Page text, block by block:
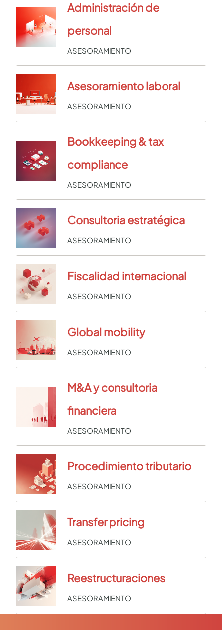
Administración de
personal
ASESORAMIENTO
Asesoramiento laboral
ASESORAMIENTO
Bookkeeping & tax
compliance
ASESORAMIENTO
Consultoria estratégica
ASESORAMIENTO
Fiscalidad internacional
ASESORAMIENTO
Global mobility
ASESORAMIENTO
M&A y consultoria
financiera
ASESORAMIENTO
Procedimiento tributario
ASESORAMIENTO
Transfer pricing
ASESORAMIENTO
Reestructuraciones
ASESORAMIENTO